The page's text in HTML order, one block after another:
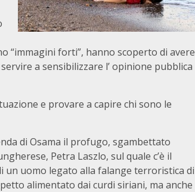
“immagini forti”, hanno scoperto di avere
a sensibilizzare l’ opinione pubblica
e provare a capire chi sono le
di Osama il profugo, sgambettato
Petra Laszlo, sul quale c’è il
un uomo legato alla falange terroristica di
alimentato dai curdi siriani, ma anche